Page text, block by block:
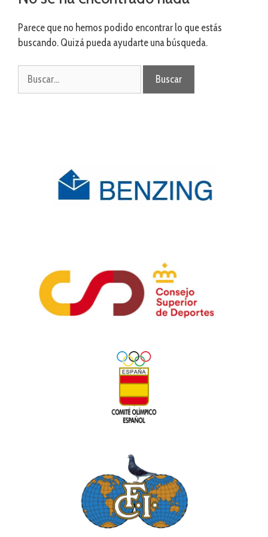
Parece que no hemos podido encontrar lo que estás
buscando. Quizá pueda ayudarte una búsqueda.
Buscar: